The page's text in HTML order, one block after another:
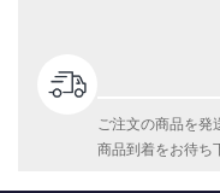
ご注文の商品を発
商品到着をお待ち